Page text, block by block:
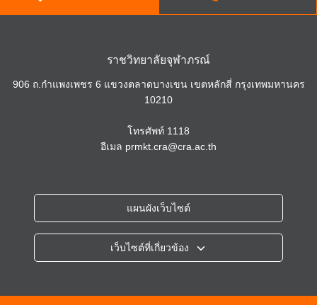
ราชวิทยาลัยจุฬาภรณ์
906 ถ.กำแพงเพชร 6 แขวงตลาดบางเขน เขตหลักสี่ กรุงเทพมหานคร
10210
โทรศัพท์ 1118
อีเมล prmkt.cra@cra.ac.th
แผนผังเว็บไซต์
เว็บไซต์ที่เกี่ยวข้อง
โรงพยาบาลจุฬาภรณ์